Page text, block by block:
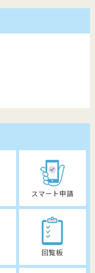
スマート申請
回覧板